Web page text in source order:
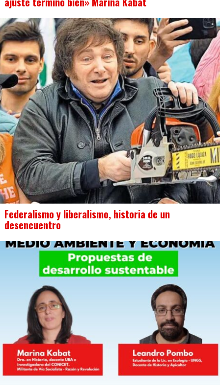
Federalismo y liberalismo, historia de un
desencuentro